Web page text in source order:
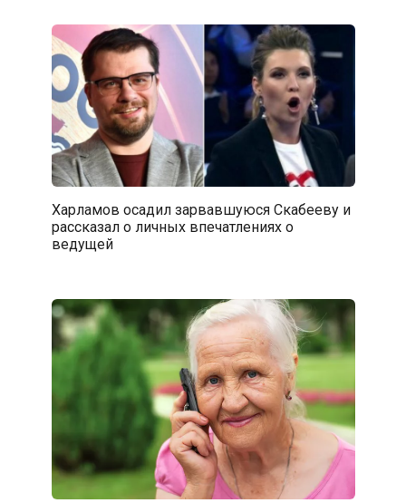
Харламов осадил зарвавшуюся Скабееву и
рассказал о личных впечатлениях о
ведущей